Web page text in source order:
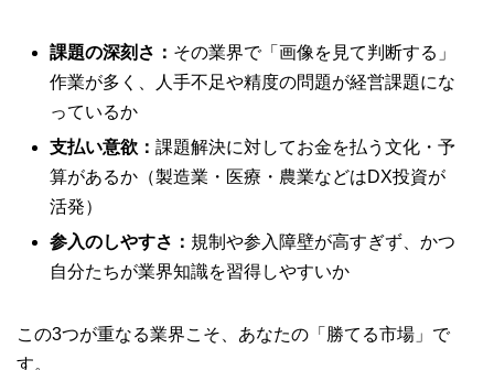
課題の深刻さ： その業界で「画像を見て判断する」
作業が多く、人手不足や精度の問題が経営課題にな
っているか
支払い意欲： 課題解決に対してお金を払う文化・予
算があるか（製造業・医療・農業などはDX投資が
活発）
参入のしやすさ： 規制や参入障壁が高すぎず、かつ
自分たちが業界知識を習得しやすいか
この3つが重なる業界こそ、あなたの「勝てる市場」で
す。